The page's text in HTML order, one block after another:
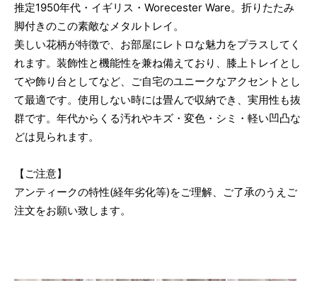
推定1950年代・イギリス・Worecester Ware。折りたたみ
脚付きのこの素敵なメタルトレイ。
美しい花柄が特徴で、お部屋にレトロな魅力をプラスしてく
れます。装飾性と機能性を兼ね備えており、膝上トレイとし
てや飾り台としてなど、ご自宅のユニークなアクセントとし
て最適です。使用しない時には畳んで収納でき、実用性も抜
群です。年代からくる汚れやキズ・変色・シミ・軽い凹凸な
どは見られます。
【ご注意】
アンティークの特性(経年劣化等)をご理解、ご了承のうえご
注文をお願い致します。